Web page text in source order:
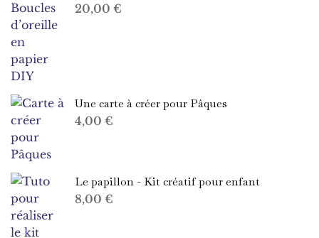
20,00 €
Une carte à créer pour Pâques
4,00 €
Le papillon - Kit créatif pour enfant
8,00 €